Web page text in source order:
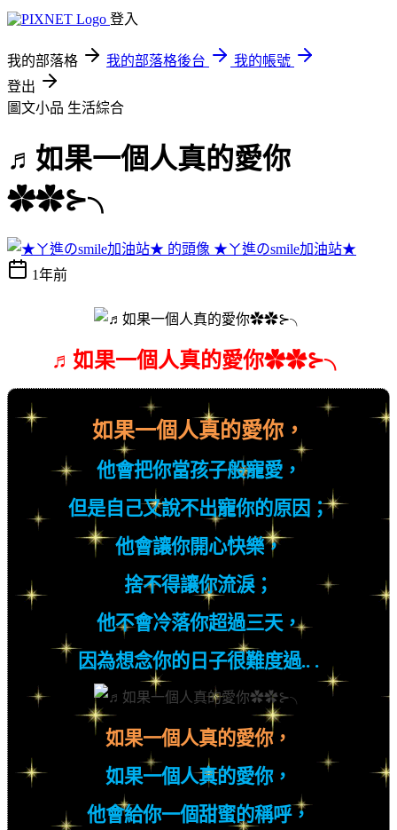
登入
我的部落格 我的部落格後台
我的帳號
登出
圖文小品 生活綜合
♬如果一個人真的愛你
✿✿⊱╮
★ㄚ進のsmile加油站★
1年前
♬如果一個人真的愛你✿✿⊱╮
如果一個人真的愛你，
他會把你當孩子般寵愛，
但是自己又說不出寵你的原因；
他會讓你開心快樂，
捨不得讓你流淚；
他不會冷落你超過三天，
因為想念你的日子很難度過.. .
如果一個人真的愛你，
如果一個人真的愛你，
他會給你一個甜蜜的稱呼，